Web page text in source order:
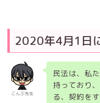
2020年4月1日
こんぶ先生
民法は、私
持っており
る、契約を